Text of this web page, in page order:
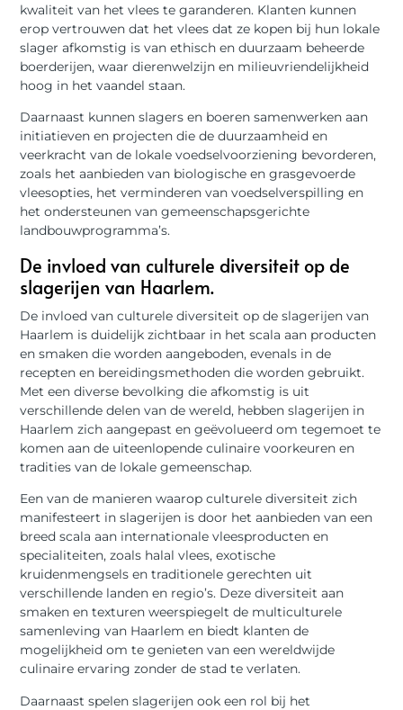
kwaliteit van het vlees te garanderen. Klanten kunnen
erop vertrouwen dat het vlees dat ze kopen bij hun lokale
slager afkomstig is van ethisch en duurzaam beheerde
boerderijen, waar dierenwelzijn en milieuvriendelijkheid
hoog in het vaandel staan.
Daarnaast kunnen slagers en boeren samenwerken aan
initiatieven en projecten die de duurzaamheid en
veerkracht van de lokale voedselvoorziening bevorderen,
zoals het aanbieden van biologische en grasgevoerde
vleesopties, het verminderen van voedselverspilling en
het ondersteunen van gemeenschapsgerichte
landbouwprogramma’s.
De invloed van culturele diversiteit op de
slagerijen van Haarlem.
De invloed van culturele diversiteit op de slagerijen van
Haarlem is duidelijk zichtbaar in het scala aan producten
en smaken die worden aangeboden, evenals in de
recepten en bereidingsmethoden die worden gebruikt.
Met een diverse bevolking die afkomstig is uit
verschillende delen van de wereld, hebben slagerijen in
Haarlem zich aangepast en geëvolueerd om tegemoet te
komen aan de uiteenlopende culinaire voorkeuren en
tradities van de lokale gemeenschap.
Een van de manieren waarop culturele diversiteit zich
manifesteert in slagerijen is door het aanbieden van een
breed scala aan internationale vleesproducten en
specialiteiten, zoals halal vlees, exotische
kruidenmengsels en traditionele gerechten uit
verschillende landen en regio’s. Deze diversiteit aan
smaken en texturen weerspiegelt de multiculturele
samenleving van Haarlem en biedt klanten de
mogelijkheid om te genieten van een wereldwijde
culinaire ervaring zonder de stad te verlaten.
Daarnaast spelen slagerijen ook een rol bij het